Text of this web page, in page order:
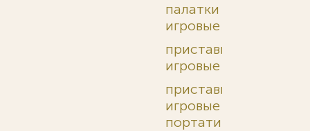
палатки
игровые
приставки
игровые
приставки
игровые
портативные